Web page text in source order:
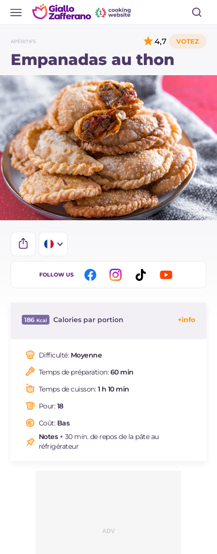
APÉRITIFS
Empanadas au thon
4,7
IT
ES
NL
FOLLOW US
186 Calories par portion
Dont sucres
Protéine
Graisses
Fibre
Cholestérol
Sodium mg
Difficulté: Moyenne
Temps de préparation:60 min
Temps de cuisson:1 h 10 min
Pour:18
Coût: Bas
Notes+ 30 min. de repos de la pâte au
réfrigérateur